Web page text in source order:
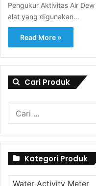
Pengukur Aktivitas Air
alat yang digunakan…
Read More »
Cari Produk
Kategori Produk
Kategori